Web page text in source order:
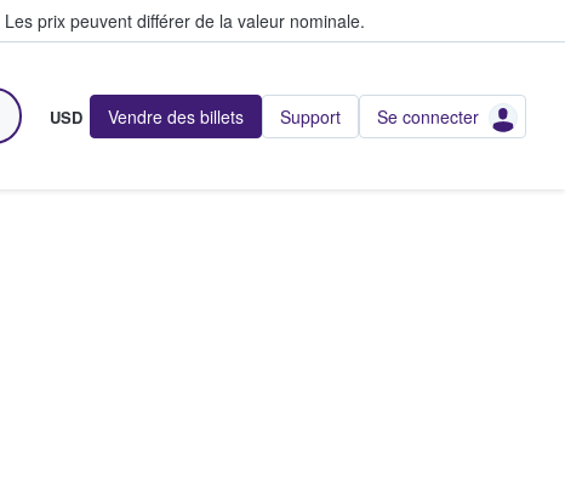
Les prix peuvent différer de la valeur nominale.
USD Vendre des billets Support Se connecter